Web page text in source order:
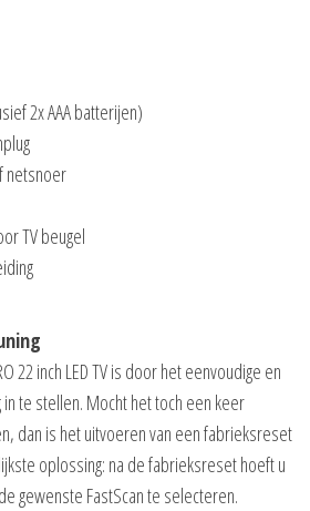
2x AAA batterijen)
netsnoer
TV beugel
22 inch LED TV is door het eenvoudige en
te stellen. Mocht het toch een keer
dan is het uitvoeren van een fabrieksreset
oplossing: na de fabrieksreset hoeft u
gewenste FastScan te selecteren.